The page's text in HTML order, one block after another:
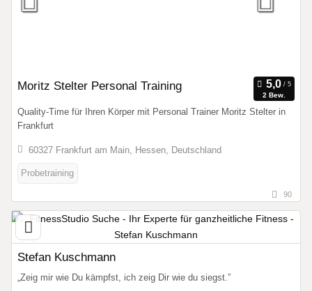
Moritz Stelter Personal Training
2 Bew.
Quality-Time für Ihren Körper mit Personal Trainer Moritz Stelter in
Frankfurt
60327 Frankfurt am Main, Hessen, Deutschland
Probetraining
90
Stefan Kuschmann
„Zeig mir wie Du kämpfst, ich zeig Dir wie du siegst.”